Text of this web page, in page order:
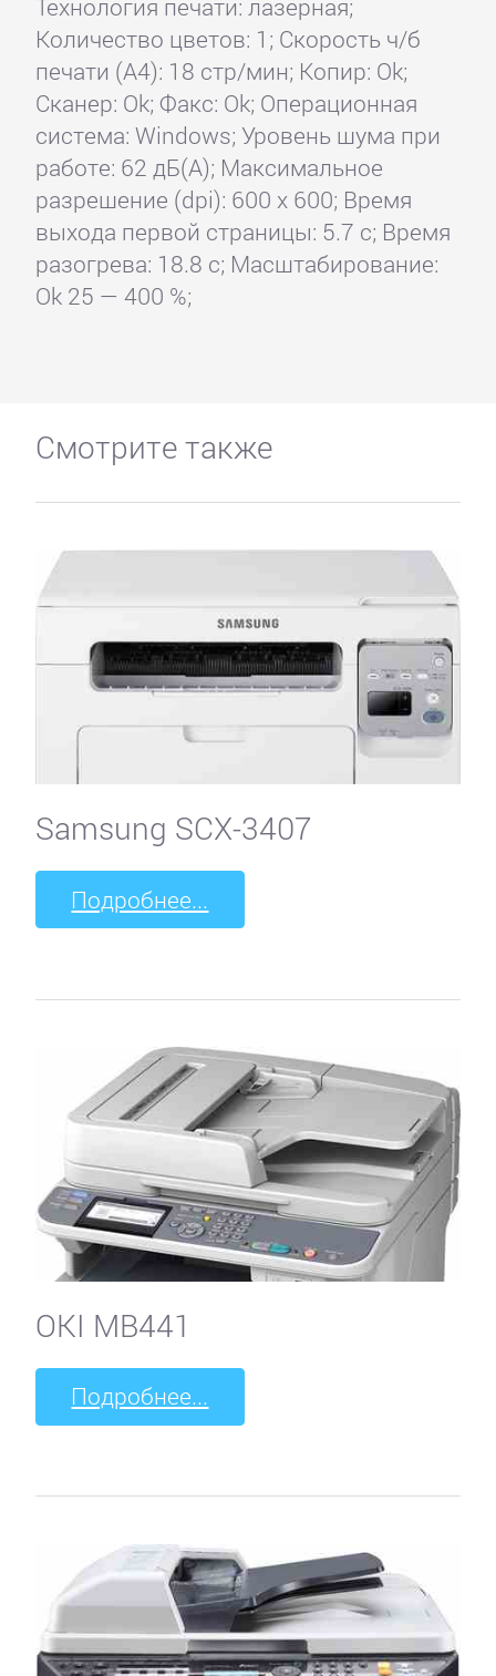
Технология печати: лазерная;
Количество цветов: 1; Скорость ч/б
печати (А4): 18 стр/мин; Копир: Ok;
Сканер: Ok; Факс: Ok; Операционная
система: Windows; Уровень шума при
работе: 62 дБ(А); Максимальное
разрешение (dpi): 600 x 600; Время
выхода первой страницы: 5.7 с; Время
разогрева: 18.8 с; Масштабирование:
Ok 25 — 400 %;
Смотрите также
Samsung SCX-3407
Подробнее...
OKI MB441
Подробнее...